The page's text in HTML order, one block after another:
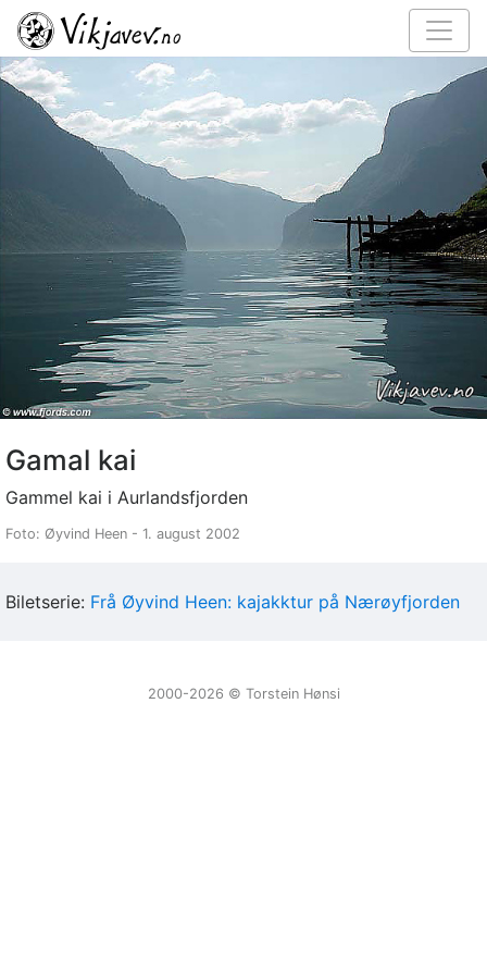
Gamal kai
Gammel kai i Aurlandsfjorden
Foto: Øyvind Heen - 1. august 2002
Biletserie: Frå Øyvind Heen: kajakktur på Nærøyfjorden
2000-2026 ©️ Torstein Hønsi